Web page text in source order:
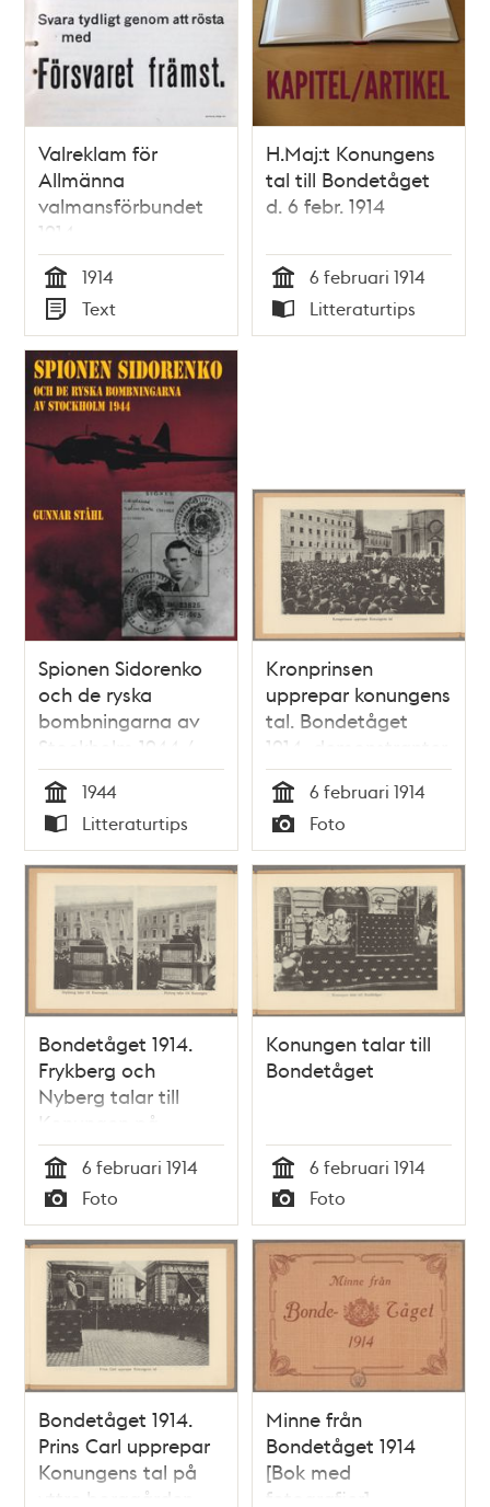
Valreklam för
Allmänna
valmansförbundet
1914
Tid
1914
Typ
Text
H.Maj:t Konungens
tal till Bondetåget
d. 6 febr. 1914
Tid
6 februari 1914
Typ
Litteraturtips
Spionen Sidorenko
och de ryska
bombningarna av
Stockholm 1944 /
Gunnar Ståhl
Tid
1944
Typ
Litteraturtips
Kronprinsen
upprepar konungens
tal. Bondetåget
1914, demonstranter
samlade på
Slottsbacken.
Tid
6 februari 1914
Typ
Foto
Bondetåget 1914.
Frykberg och
Nyberg talar till
Konungen på
Slottets inre
borggård.
Tid
6 februari 1914
Typ
Foto
Konungen talar till
Bondetåget
Tid
6 februari 1914
Typ
Foto
Bondetåget 1914.
Prins Carl upprepar
Konungens tal på
yttre borggården.
Minne från
Bondetåget 1914
[Bok med
fotografier]